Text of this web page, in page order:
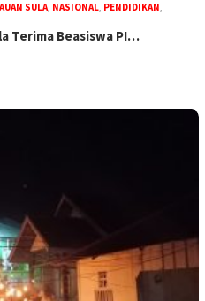
SULA, NASIONAL, PENDIDIKAN,
Terima Beasiswa PI…